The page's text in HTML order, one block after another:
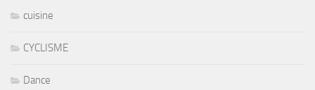
cuisine
CYCLISME
Dance